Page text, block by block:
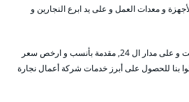
و معدات العمل و على يد ابرع النجارين و
خدماتنا نؤمنها في كل مناطق الكويت و على مدار ال 24, مقدمة بأنسب و ارخص سعر
بنا للحصول على أبرز خدمات شركة أعمال نجارة